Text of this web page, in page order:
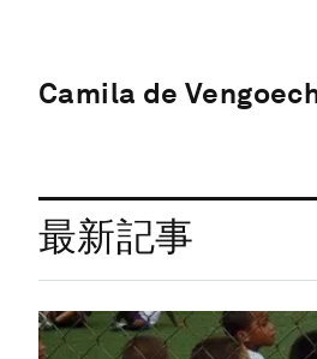
Camila de
最新記事